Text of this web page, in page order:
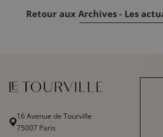
Retour aux Archives - Les
16 Avenue de Tourville
75007 Paris